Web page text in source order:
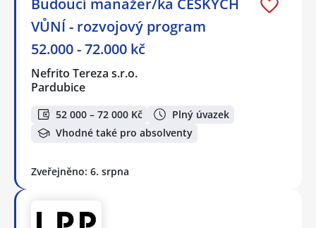
VŮNÍ - rozvojový program
52.000 - 72.000 kč
Nefrito Tereza s.r.o.
Pardubice
52 000 – 72 000 Kč
Plný úvazek
Vhodné také pro absolventy
Zveřejněno: 6. srpna